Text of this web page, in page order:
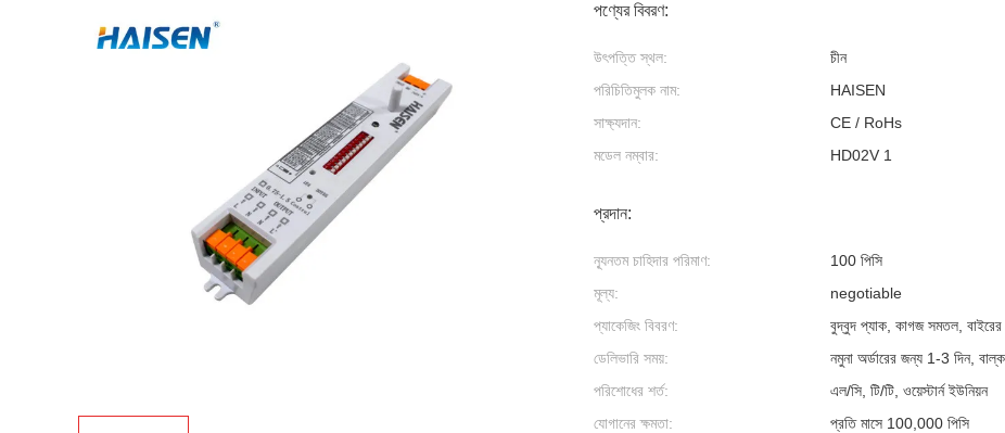
পণ্যের বিবরণ:
উৎপত্তি স্থল:
চীন
পরিচিতিমুলক নাম:
HAISEN
সাক্ষ্যদান:
CE / RoHs
মডেল নম্বার:
HD02V 1
প্রদান:
ন্যূনতম চাহিদার পরিমাণ:
100 পিসি
মূল্য:
negotiable
প্যাকেজিং বিবরণ:
বুদ্বুদ প্যাক, কাগজ সমতল,
ডেলিভারি সময়:
নমুনা অর্ডারের জন্য 1-3 দিন,
পরিশোধের শর্ত:
এল/সি, টি/টি, ওয়েস্টার্ন ইউনিয়ন
যোগানের ক্ষমতা:
প্রতি মাসে 100,000 পিসি